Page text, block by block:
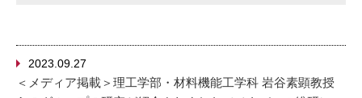
2023.09.27
＜メディア掲載＞理工学部・材料機能工学科 岩谷素顕教授